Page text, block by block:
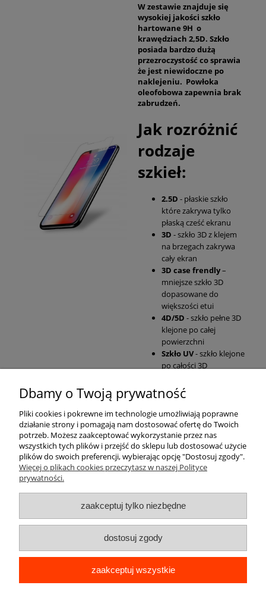
W zestawie znajduje się
wysokiej jakości szkło
hartowane 9H o
krawędziach 2,5D. Szkło
posiada bardzo dużą
przezroczystość co sprawia
że jest niewidoczne po
naklejeniu. Powłoka
oleofobowa zapewnia brak
zabrudzeń.
Jak rozróżnić
rodzaje
szkieł:
2.5D - płaskie szkło
które zakrywa tylko
płaską cześć ekranu
3D - szkło 3D z klejem
na brzegach zakrywa
cały ekran
3D case frendly–
mniejsze szkło 3D
dopasowane do
większości etui
4D/5D - szkło pełne 3D
klejone po całej
powierzchni
Szkło UV- szkło klejone
po całości 3D
Pomoc
Moje konto
Płatności i dostawa
O nas
Dbamy o Twoją prywatność
Pliki cookies i pokrewne im technologie umożliwiają poprawne
działanie strony i pomagają nam dostosować ofertę do Twoich
potrzeb. Możesz zaakceptować wykorzystanie przez nas
wszystkich tych plików i przejść do sklepu lub dostosować użycie
plików do swoich preferencji, wybierając opcję "Dostosuj zgody".
Więcej o plikach cookies przeczytasz w naszej Polityce
prywatności.
zaakceptuj tylko niezbędne
dostosuj zgody
zaakceptuj wszystkie